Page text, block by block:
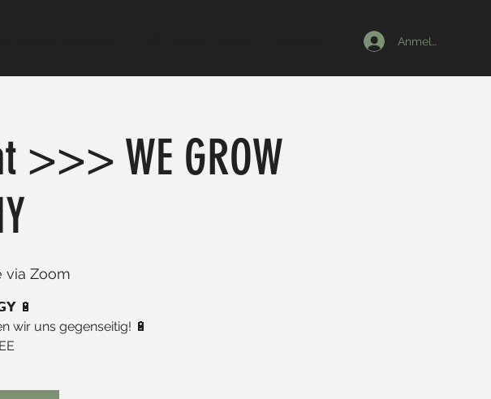
Anmelden
>>> WE GROW
via Zoom
🔋
wir uns gegenseitig! 🔋